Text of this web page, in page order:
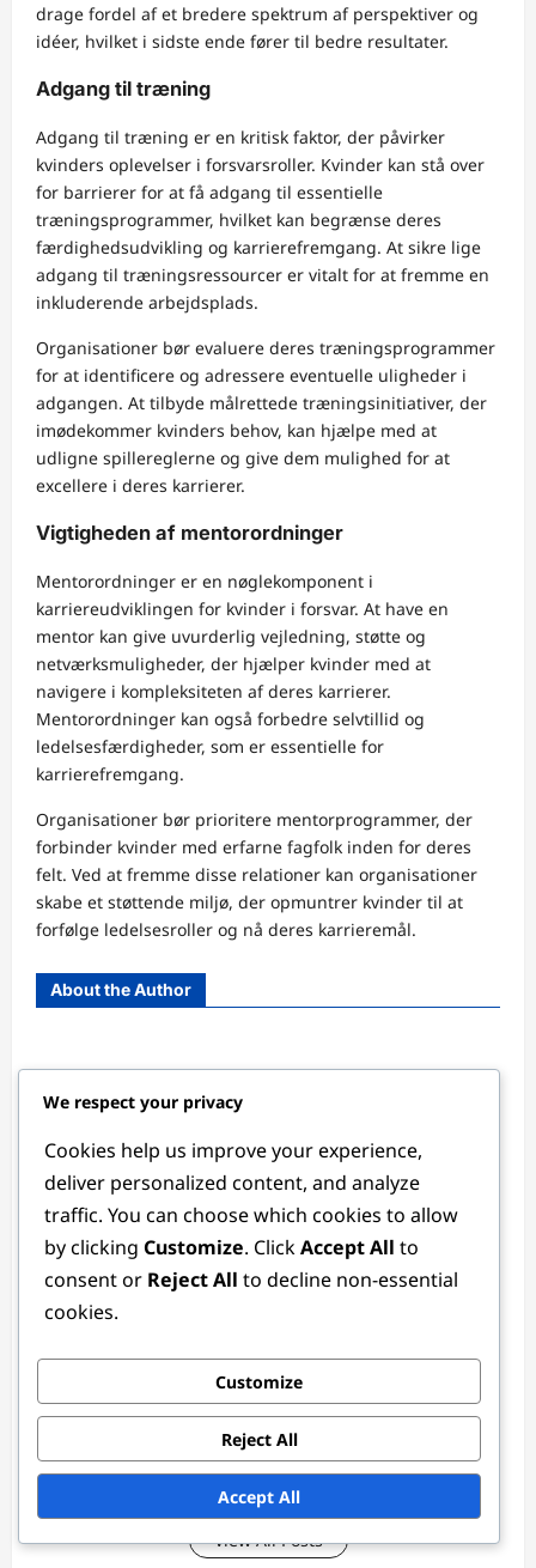
drage fordel af et bredere spektrum af perspektiver og
idéer, hvilket i sidste ende fører til bedre resultater.
Adgang til træning
Adgang til træning er en kritisk faktor, der påvirker
kvinders oplevelser i forsvarsroller. Kvinder kan stå over
for barrierer for at få adgang til essentielle
træningsprogrammer, hvilket kan begrænse deres
færdighedsudvikling og karrierefremgang. At sikre lige
adgang til træningsressourcer er vitalt for at fremme en
inkluderende arbejdsplads.
Organisationer bør evaluere deres træningsprogrammer
for at identificere og adressere eventuelle uligheder i
adgangen. At tilbyde målrettede træningsinitiativer, der
imødekommer kvinders behov, kan hjælpe med at
udligne spillereglerne og give dem mulighed for at
excellere i deres karrierer.
Vigtigheden af mentorordninger
Mentorordninger er en nøglekomponent i
karriereudviklingen for kvinder i forsvar. At have en
mentor kan give uvurderlig vejledning, støtte og
netværksmuligheder, der hjælper kvinder med at
navigere i kompleksiteten af deres karrierer.
Mentorordninger kan også forbedre selvtillid og
ledelsesfærdigheder, som er essentielle for
karrierefremgang.
Organisationer bør prioritere mentorprogrammer, der
forbinder kvinder med erfarne fagfolk inden for deres
felt. Ved at fremme disse relationer kan organisationer
skabe et støttende miljø, der opmuntrer kvinder til at
forfølge ledelsesroller og nå deres karrieremål.
About the Author
Author
En passioneret fodboldentusiast og taktisk analytiker,
detaljerne i fodboldpositioner. Med en baggrund i
sportsjournalistik kombinerer han sin kærlighed til spillet
med en evne til at fortælle historier, hvilket hjælper fans
med at forstå de strategier, der gør fodbold så
fængslende.
View All Posts
We respect your privacy
Cookies help us improve your experience,
deliver personalized content, and analyze
traffic. You can choose which cookies to allow
by clicking Customize. ClickAccept All to
consent or Reject All to decline non-essential
cookies.
Customize
Reject All
Accept All